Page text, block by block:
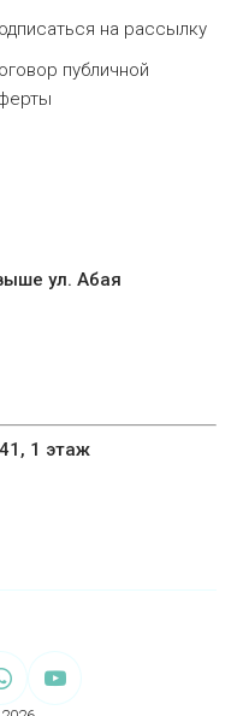
на рассылку
публичной
ул. Абая
1 этаж